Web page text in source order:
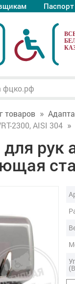
товаров
2300, AISI 304
рук